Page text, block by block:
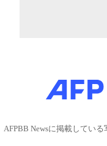
AFPBB Newsに掲載してい